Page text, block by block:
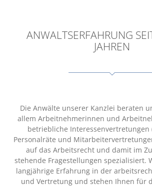
ANWALTSERFAHRUNG
JAHREN
Die Anwälte unserer Kanzlei beraten
allem Arbeitnehmerinnen und
betriebliche Interessenvertretungen
Personalräte und
auf das Arbeitsrecht und damit im
stehende Fragestellungen spezialisiert.
langjährige Erfahrung in der
und Vertretung und stehen Ihnen für